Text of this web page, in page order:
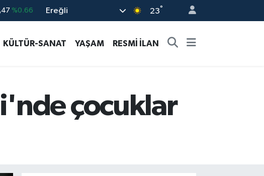
Ereğli 23°
KÜLTÜR-SANAT YAŞAM RESMİ İLAN
çocuklar